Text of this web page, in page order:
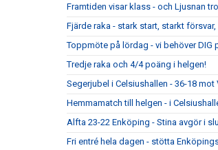
Framtiden visar klass - och Ljusnan
Fjärde raka - stark start, starkt
Toppmöte på lördag - vi behöver DIG
Tredje raka och 4/4 poäng i helgen!
Segerjubel i Celsiushallen - 36-18 mot
Hemmamatch till helgen - i
Alfta 23-22 Enköping - Stina avgör i
Fri entré hela dagen - stötta